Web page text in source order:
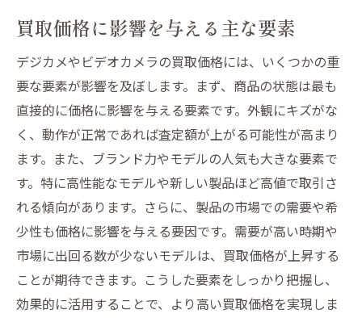
買取価格に影響を与える主な要素
デジカメやビデオカメラの買取価格には、いくつかの重
要な要素が影響を及ぼします。まず、商品の状態は最も
直接的に価格に影響を与える要素です。外観にキズがな
く、動作が正常であれば査定額が上がる可能性が高まり
ます。また、ブランド力やモデルの人気も大きな要素で
す。特に高性能なモデルや新しい製品ほど高値で取引さ
れる傾向があります。さらに、製品の市場での需要や希
少性も価格に影響を与える要因です。需要が高い時期や
市場に出回る数が少ないモデルは、買取価格が上昇する
ことが期待できます。こうした要素をしっかり把握し、
効果的に活用することで、より高い買取価格を実現しま